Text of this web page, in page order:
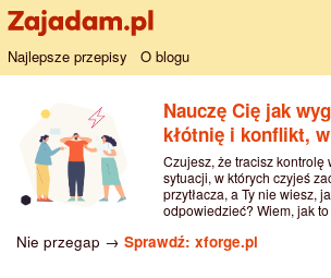
Najlepsze przepisy O blogu
Nauczę Cię jak
kłótnię i konflikt,
Czujesz, że tracisz kontrolę
sytuacji, w których czyjeś
przytłacza, a Ty nie wiesz,
odpowiedzieć? Wiem, jak
Nie przegap → Sprawdź: xforge.pl